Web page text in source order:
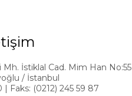
İstiklal Cad. Mim Han No:55
/ İstanbul
| Faks: (0212) 245 59 87